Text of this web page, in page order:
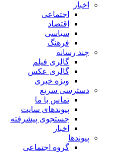
اخبار
اجتماعی
اقتصاد
سیاسی
فرهنگ
چند رسانه
گالری فیلم
گالری عکس
ویژه خبری
دسترسی سریع
تماس با ما
پیوندهای سایت
جستجوی پیشرفته
اخبار
پیوندها
گروه اجتماعی